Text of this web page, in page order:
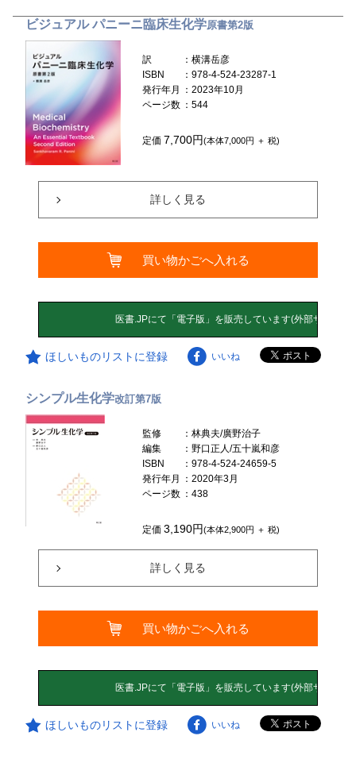
ビジュアル パニーニ臨床生化学原書第2版
訳
：横溝岳彦
ISBN
：978-4-524-23287-1
発行年月
：2023年10月
ページ数 ：544
定価 7,700円(本体7,000円 ＋ 税)
詳しく見る
買い物かごへ入れる
ほしいものリストに登録 いいね
シンプル生化学改訂第7版
監修
：林典夫/廣野治子
編集
：野口正人/五十嵐和彦
ISBN
：978-4-524-24659-5
発行年月
：2020年3月
ページ数 ：438
定価3,190円(本体2,900円 ＋ 税)
詳しく見る
買い物かごへ入れる
ほしいものリストに登録 いいね